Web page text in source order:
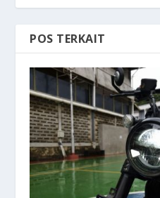
POS TERKAIT